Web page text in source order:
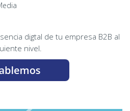
digtal de tu empresa B2B al
nivel.